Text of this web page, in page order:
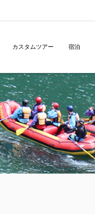
カスタムツアー 宿泊